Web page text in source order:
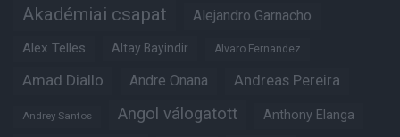
Akadémiai csapat Alejandro Garnacho
Alex Telles Altay Bayindir Alvaro Fernandez
Amad Diallo Andre Onana Andreas Pereira
Andrey Santos Angol válogatott Anthony Elanga